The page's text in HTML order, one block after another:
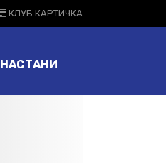
КЛУБ КАРТИЧКА
НАСТАНИ